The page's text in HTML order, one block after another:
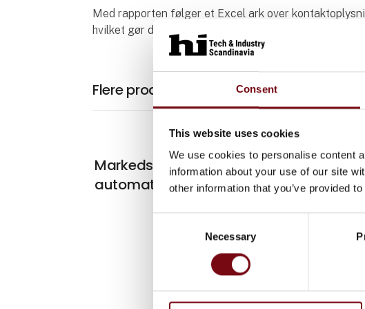
Consent
This website uses cookies
We use cookies to personalise content
information about your use of our site
other information that you’ve provided
Necessary
Med rapporten følger et Excel ark over
hvilket gør det hurtigt og nemt at eksportere og
Flere produkter fra HowToRobot
Markedsplads for robotter og
automation